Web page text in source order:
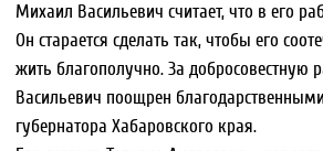
На праздники Демяшкины – и большие, и маленькие –
стараются дарить друг другу подарки, сделанные своими
квест: утром виновнику торжества вручается карта, по
которой он ищет подсказки, ведущие к самому главному
подарку.
Михаил Васильевич и Татьяна Андреевна делают все, чтобы